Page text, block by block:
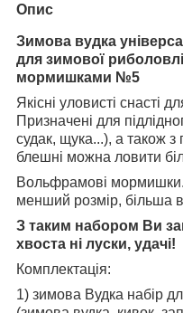
Опис
Зимова вудка
для зимової
мормишками №5
Якісні уловисті снасті
Призначені для
судак, щука...), а також
блешні можна ловити
Вольфрамові
менший розмір, більша
З таким набором Ви
хвоста ні луски, удачі!
Комплектація:
1) зимова Вудка набір